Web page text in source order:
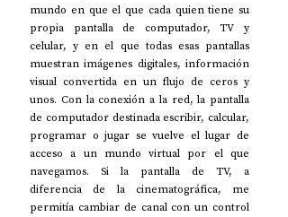
mundo en que el que cada quien tiene su
propia pantalla de computador, TV y
celular, y en el que todas esas pantallas
muestran imágenes digitales, información
visual convertida en un flujo de ceros y
unos. Con la conexión a la red, la pantalla
de computador destinada escribir, calcular,
programar o jugar se vuelve el lugar de
acceso a un mundo virtual por el que
navegamos. Si la pantalla de TV, a
diferencia de la cinematográfica, me
permitía cambiar de canal con un control